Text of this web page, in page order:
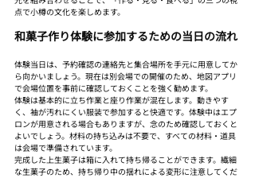
点で小樽の文化を楽しめます。
和菓子作り体験に参加するための当日の流れ
体験当日は、予約確認の連絡先と集合場所を手元に用意してか
ら向かいましょう。現在は別会場での開催のため、地図アプリ
で会場位置を事前に確認しておくことを強く勧めます。
体験は基本的に立ち作業と座り作業が混在します。動きやす
く、袖が汚れにくい服装で参加すると快適です。体験中はエプ
ロンが用意される場合もありますが、念のため確認しておくと
よいでしょう。材料の持ち込みは不要で、すべての材料・道具
は会場で準備されています。
完成した上生菓子は箱に入れて持ち帰ることができます。繊細
な生菓子のため、持ち帰り中の揺れによる変形に注意してくだ